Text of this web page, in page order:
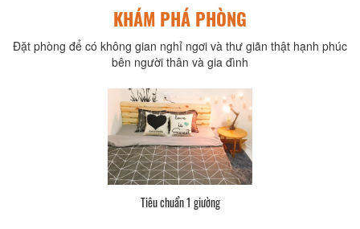
KHÁM PHÁ PHÒNG
Đặt phòng để có không gian nghỉ ngơi và thư giãn thật hạnh phúc
bên người thân và gia đình
Tiêu chuẩn 1 giường